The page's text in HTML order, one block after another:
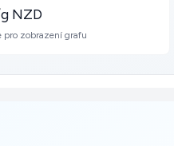
NZD
pro zobrazení grafu